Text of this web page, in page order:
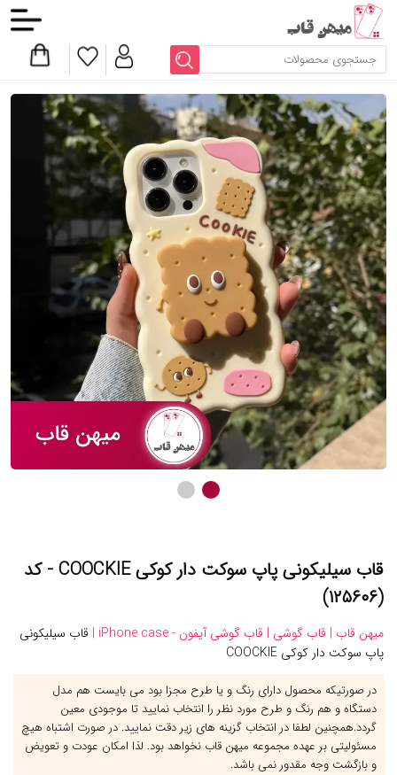
قاب سیلیکونی پاپ سوکت دار کوکی COOCKIE - کد
(۱۲۵۶۰۶)
میهن قاب | قاب گوشی | قاب گوشی آیفون - iPhone case |
قاب سیلیکونی
پاپ سوکت دار کوکی COOCKIE
در صورتیکه محصول دارای رنگ و یا طرح مجزا بود می بایست هم مدل
دستگاه و هم رنگ و طرح مورد نظر را انتخاب نمایید تا موجودی معین
گردد.همچنین لطفا در انتخاب گزینه های زیر دقت نمایید. در صورت اشتباه هیچ
مسئولیتی بر عهده مجموعه میهن قاب نخواهد بود. لذا امکان عودت و تعویض
و بازگشت وجه مقدور نمی باشد.